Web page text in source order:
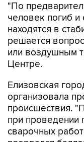
"По
человек погиб
находятся в
решается
или воздушным
Центре.
Елизовская
организовала
происшествия.
при проведении
сварочных